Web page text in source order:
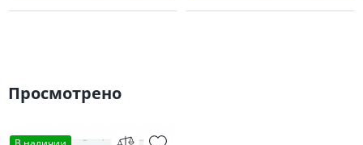
Просмотрено